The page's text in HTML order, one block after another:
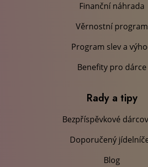
Finanční náhrada
Věrnostní program
Program slev a
Benefity pro dárce
Rady a tipy
Bezpříspěvkové
Doporučený
Blog